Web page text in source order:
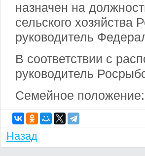
назначен на
сельского хозяйства
руководитель
В соответствии с
руководитель
Семейное положение:
Назад